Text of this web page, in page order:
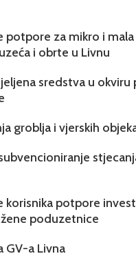
potpore za mikro i
i obrte u Livnu
sredstva u okviru
groblja i vjerskih
korisnika potpore
poduzetnice
GV-a Livna